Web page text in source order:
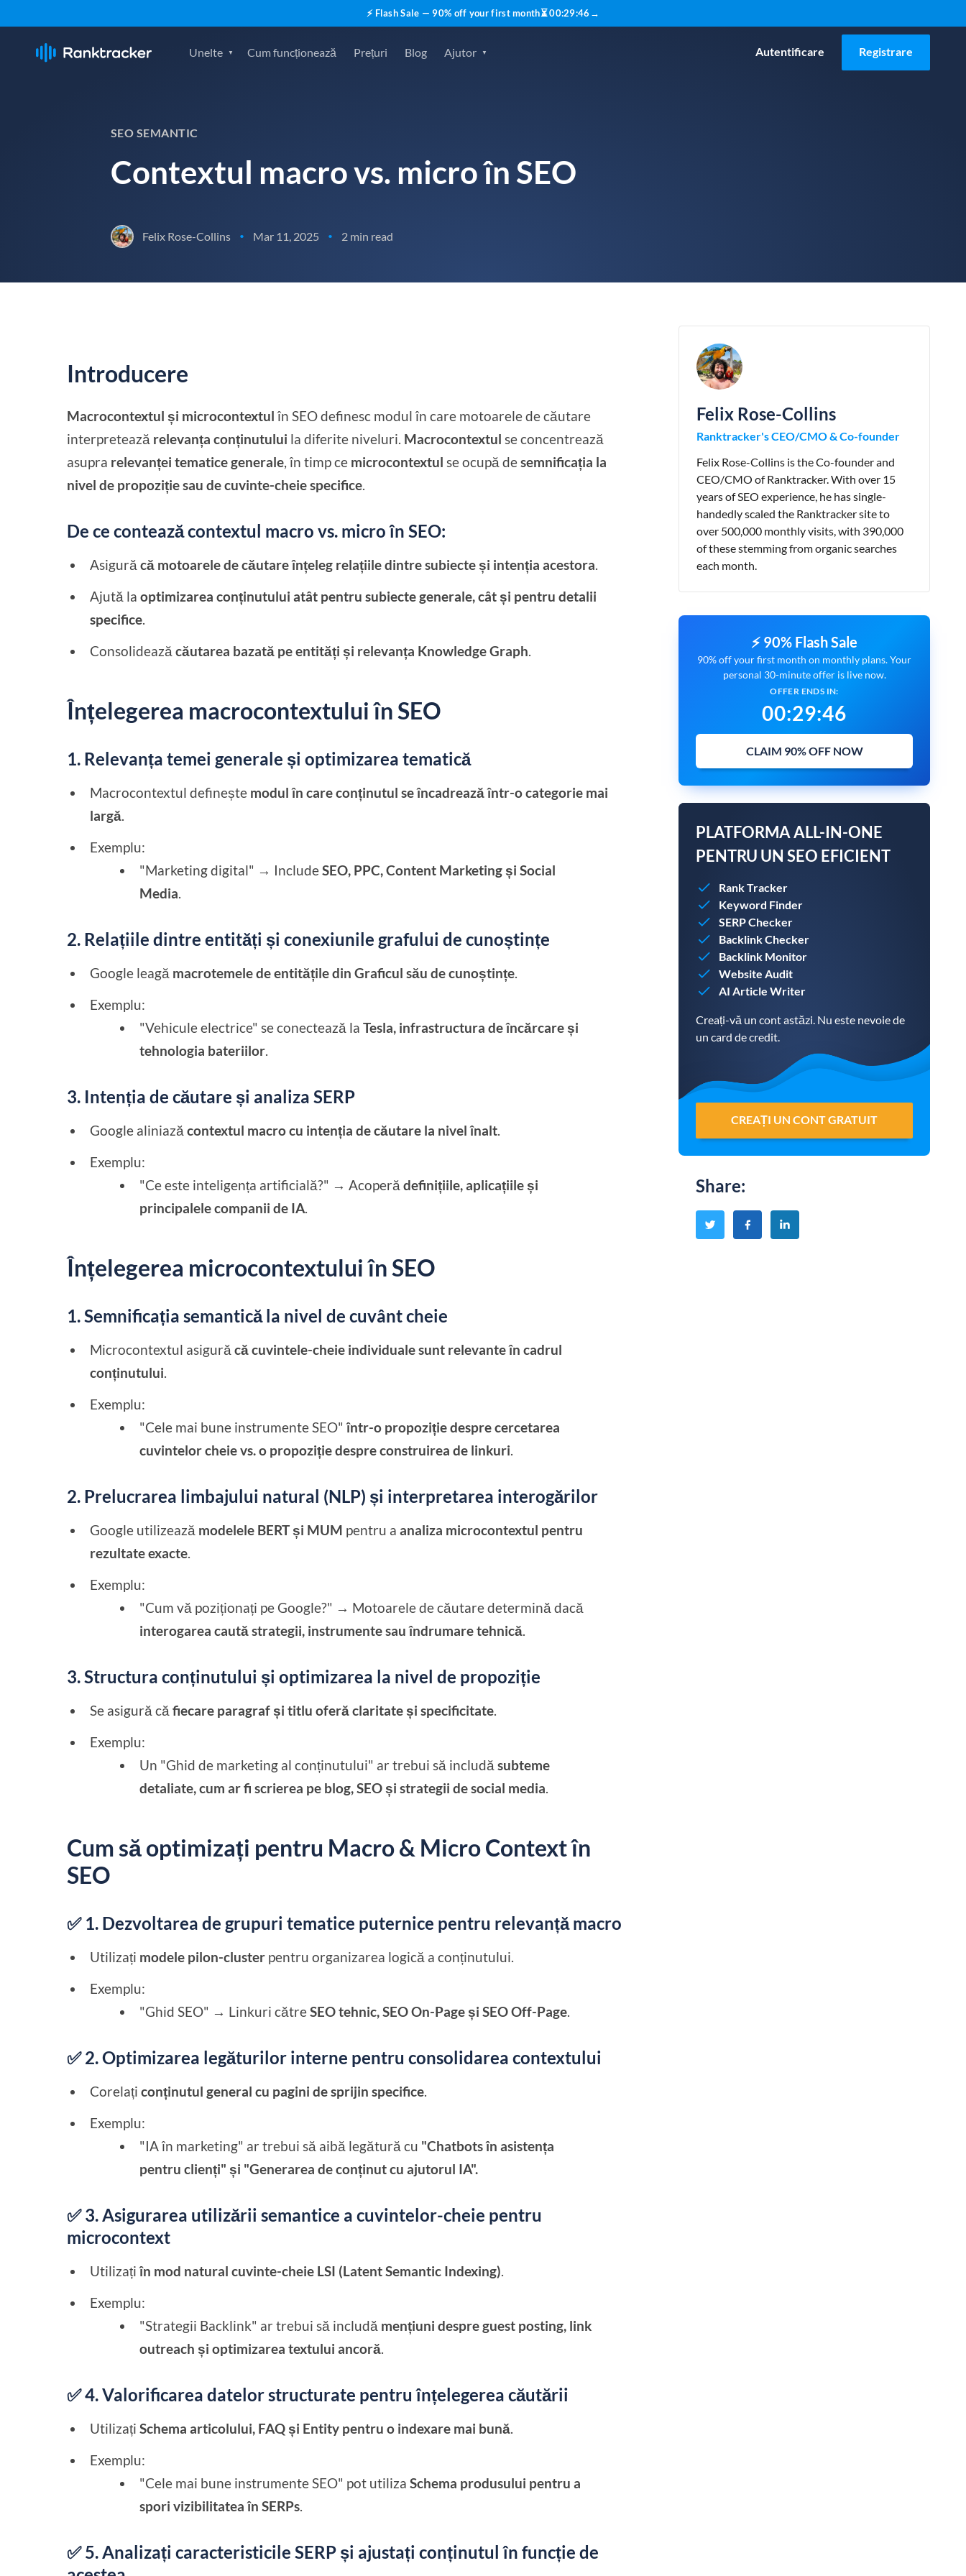
⚡ Flash Sale — 90% off your first month⏳00:29:45 →
Unelte Cum funcționează Prețuri Blog Ajutor Autentificare Registrare
SEO SEMANTIC
Contextul macro vs. micro în SEO
Felix Rose-Collins • Mar 11, 2025 • 2 min read
Introducere
Macrocontextul și microcontextul în SEO definesc modul în care motoarele de căutare
interpretează relevanța conținutului la diferite niveluri. Macrocontextul se concentrează
asupra relevanței tematice generale, în timp ce microcontextul se ocupă desemnificația la
nivel de propoziție sau de cuvinte-cheie specifice.
De ce contează contextul macro vs. micro în SEO:
Asigurăcă motoarele de căutare înțeleg relațiile dintre subiecte și intenția acestora.
Ajută laoptimizarea conținutului atât pentru subiecte generale, cât și pentru detalii
specifice.
Consolideazăcăutarea bazată pe entități și relevanța Knowledge Graph.
Înțelegerea macrocontextului în SEO
1. Relevanța temei generale și optimizarea tematică
Macrocontextul definește modul în care conținutul se încadrează într-o categorie mai
largă.
Exemplu:
"Marketing digital" → IncludeSEO, PPC, Content Marketing și Social
Media.
2. Relațiile dintre entități și conexiunile grafului de cunoștințe
Google leagă macrotemele de entitățile din Graficul său de cunoștințe.
Exemplu:
"Vehicule electrice" se conectează laTesla, infrastructura de încărcare și
tehnologia bateriilor.
3. Intenția de căutare și analiza SERP
Google aliniazăcontextul macro cu intenția de căutare la nivel înalt.
Exemplu:
"Ce este inteligența artificială?" → Acoperădefinițiile, aplicațiile și
principalele companii de IA.
Înțelegerea microcontextului în SEO
1. Semnificația semantică la nivel de cuvânt cheie
Microcontextul asigurăcă cuvintele-cheie individuale sunt relevante în cadrul
conținutului.
Exemplu:
"Cele mai bune instrumente SEO"într-o propoziție despre cercetarea
cuvintelor cheie vs. o propoziție despre construirea de linkuri.
2. Prelucrarea limbajului natural (NLP) și interpretarea interogărilor
Google utilizează modelele BERT și MUM pentru aanaliza microcontextul pentru
rezultate exacte.
Exemplu:
"Cum vă poziționați pe Google?" → Motoarele de căutare determină dacă
interogarea caută strategii, instrumente sau îndrumare tehnică.
3. Structura conținutului și optimizarea la nivel de propoziție
Se asigură căfiecare paragraf și titlu oferă claritate și specificitate.
Exemplu:
Un "Ghid de marketing al conținutului" ar trebui să includăsubteme
detaliate, cum ar fi scrierea pe blog, SEO și strategii de social media.
Cum să optimizați pentru Macro & Micro Context în
SEO
✅ 1. Dezvoltarea de grupuri tematice puternice pentru relevanță macro
Utilizați modele pilon-cluster pentru organizarea logică a conținutului.
Exemplu:
"Ghid SEO" → Linkuri cătreSEO tehnic, SEO On-Page și SEO Off-Page.
✅ 2. Optimizarea legăturilor interne pentru consolidarea contextului
Corelațiconținutul general cu pagini de sprijin specifice.
Exemplu:
"IA în marketing" ar trebui să aibă legătură cu "Chatbots în asistența
pentru clienți" și "Generarea de conținut cu ajutorul IA".
✅ 3. Asigurarea utilizării semantice a cuvintelor-cheie pentru
microcontext
Utilizațiîn mod natural cuvinte-cheie LSI (Latent Semantic Indexing).
Exemplu:
"Strategii Backlink" ar trebui să includă mențiuni despre guest posting, link
outreach și optimizarea textului ancoră.
✅ 4. Valorificarea datelor structurate pentru înțelegerea căutării
UtilizațiSchema articolului, FAQ și Entity pentru o indexare mai bună.
Exemplu:
"Cele mai bune instrumente SEO" pot utilizaSchema produsului pentru a
spori vizibilitatea în SERPs.
✅ 5. Analizați caracteristicile SERP și ajustați conținutul în funcție de
Felix Rose-Collins
Ranktracker's CEO/CMO & Co-founder
Felix Rose-Collins is the Co-founder and
CEO/CMO of Ranktracker. With over 15
years of SEO experience, he has single-
handedly scaled the Ranktracker site to
over 500,000 monthly visits, with 390,000
of these stemming from organic searches
each month.
⚡ 90% Flash Sale
90% off your first month on monthly plans. Your
personal 30-minute offer is live now.
OFFER ENDS IN:
00:29:45
CLAIM 90% OFF NOW
PLATFORMA ALL-IN-ONE
PENTRU UN SEO EFICIENT
Rank Tracker
Keyword Finder
SERP Checker
Backlink Checker
Backlink Monitor
Website Audit
AI Article Writer
Creați-vă un cont astăzi. Nu este nevoie de
un card de credit.
CREAȚI UN CONT GRATUIT
Share: